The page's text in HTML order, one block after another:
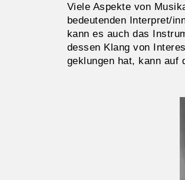
Viele Aspekte von
bedeutenden Interpret/
kann es auch das
dessen Klang von
geklungen hat, kann auf